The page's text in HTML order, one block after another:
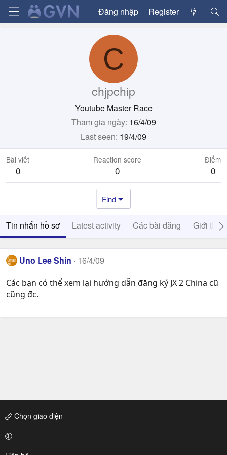
Đăng nhập Register
C
chjpchip
Youtube Master Race
Tham gia ngày 16/4/09
Last seen 19/4/09
Bài viết
0
Reaction score
0
Điểm
0
Find
Tin nhắn hồ sơ Latest activity Các bài đăng Giới thiệu
Uno Lee Shin 16/4/09
Các bạn có thể xem lại hướng dẫn đăng ký JX 2 China cũ
cũng đc.
Chọn giao diện